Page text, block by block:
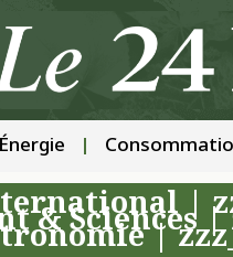
Énergie
|
& Sciences|
|